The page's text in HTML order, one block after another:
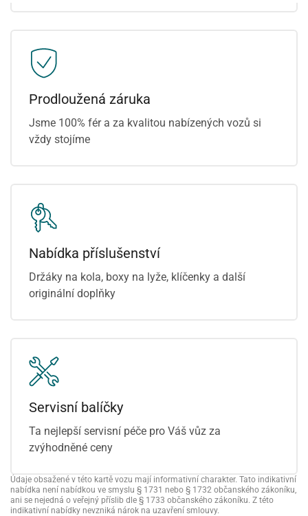
Prodloužená záruka
Jsme 100% fér a za kvalitou nabízených vozů si
vždy stojíme
Nabídka příslušenství
Držáky na kola, boxy na lyže, klíčenky a další
originální doplňky
Servisní balíčky
Ta nejlepší servisní péče pro Váš vůz za
zvýhodněné ceny
Údaje obsažené v této kartě vozu mají informativní charakter. Tato indikativní
nabídka není nabídkou ve smyslu § 1731 nebo § 1732 občanského zákoníku,
ani se nejedná o veřejný příslib dle § 1733 občanského zákoníku. Z této
indikativní nabídky nevzniká nárok na uzavření smlouvy.